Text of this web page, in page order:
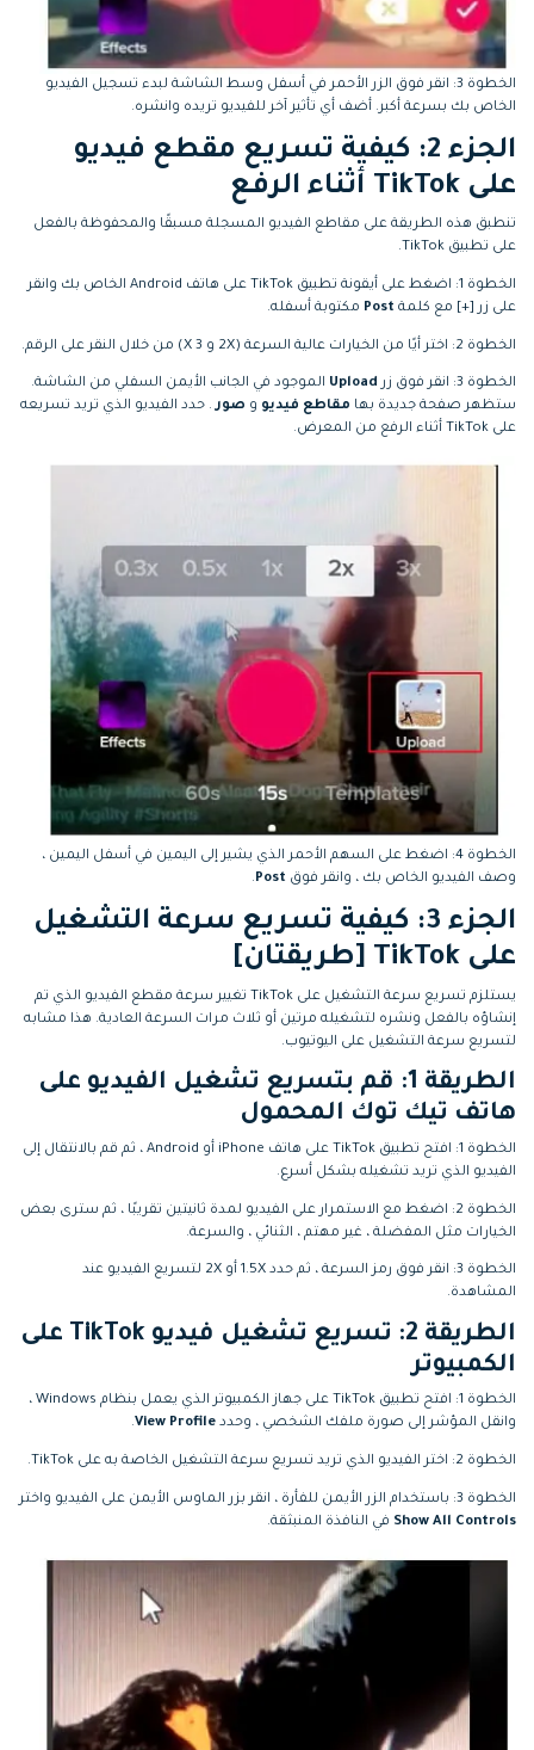
الخطوة 3: انقر فوق الزر الأحمر في أسفل وسط الشاشة لبدء تسجيل الفيديو
الخاص بك بسرعة أكبر. أضف أي تأثير آخر للفيديو تريده وانشره.
الجزء 2: كيفية تسريع مقطع فيديو
على TikTok أثناء الرفع
تنطبق هذه الطريقة على مقاطع الفيديو المسجلة مسبقًا والمحفوظة بالفعل
على تطبيق TikTok.
الخطوة 1: اضغط على أيقونة تطبيق TikTok على هاتف Android الخاص بك وانقر
على زر [+] مع كلمة Post مكتوبة أسفله.
الخطوة 2: اختر أيًا من الخيارات عالية السرعة (2X و 3 X) من خلال النقر على الرقم.
الخطوة 3: انقر فوق زر Upload الموجود في الجانب الأيمن السفلي من الشاشة.
ستظهر صفحة جديدة بها مقاطع فيديو و صور. حدد الفيديو الذي تريد تسريعه
على TikTok أثناء الرفع من المعرض.
الخطوة 4: اضغط على السهم الأحمر الذي يشير إلى اليمين في أسفل اليمين ،
وصف الفيديو الخاص بك ، وانقر فوق Post
.
الجزء 3: كيفية تسريع سرعة التشغيل
على TikTok [طريقتان]
يستلزم تسريع سرعة التشغيل على TikTok تغيير سرعة مقطع الفيديو الذي تم
إنشاؤه بالفعل ونشره لتشغيله مرتين أو ثلاث مرات السرعة العادية. هذا مشابه
لتسريع سرعة التشغيل على اليوتيوب.
الطريقة 1:
قم بتسريع تشغيل الفيديو على
هاتف تيك توك المحمول
الخطوة 1: افتح تطبيق TikTok على هاتف iPhone أو Android ، ثم قم بالانتقال إلى
الفيديو الذي تريد تشغيله بشكل أسرع.
الخطوة 2: اضغط مع الاستمرار على الفيديو لمدة ثانيتين تقريبًا ، ثم سترى بعض
الخيارات مثل المفضلة ، غير مهتم ، الثنائي ، والسرعة.
الخطوة 3: انقر فوق رمز السرعة ، ثم حدد 1.5X أو 2X لتسريع الفيديو عند
المشاهدة.
الطريقة 2:
تسريع تشغيل فيديو TikTok على
الكمبيوتر
الخطوة 1: افتح تطبيق TikTok على جهاز الكمبيوتر الذي يعمل بنظام Windows ،
وانقل المؤشر إلى صورة ملفك الشخصي ، وحدد View Profile
.
الخطوة 2: اختر الفيديو الذي تريد تسريع سرعة التشغيل الخاصة به على TikTok.
الخطوة 3: باستخدام الزر الأيمن للفأرة ، انقر بزر الماوس الأيمن على الفيديو واختر
Show All Controls في النافذة المنبثقة.